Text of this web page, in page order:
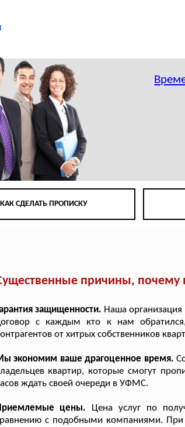
КАК СДЕЛАТЬ ПРОПИСКУ
причины, почему
защищенности. Наша
с каждым кто к нам
от хитрых собственников
экономим ваше драгоценное время.
квартир, которые смогут
ждать своей очереди в УФМС.
цены. Цена услуг по
с подобными компаниями. При